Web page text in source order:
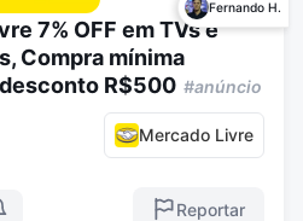
Fernando H.
7% OFF em TVs e
Compra mínima
R$500 #anúncio
Mercado Livre
Reportar